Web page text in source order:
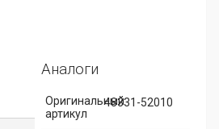
Аналоги
Оригинальный
артикул
48331-52010